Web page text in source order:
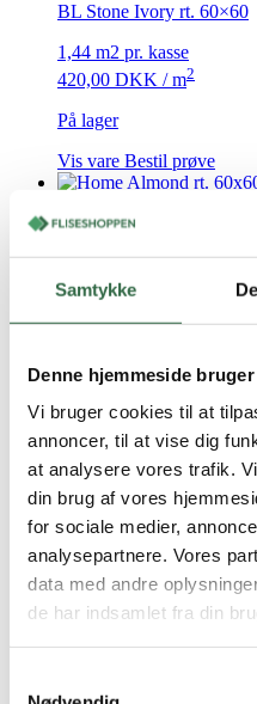
Samtykke
Denne hjemmeside
Vi bruger cookies til at
annoncer, til at vise dig
at analysere vores trafik.
din brug af vores
for sociale medier,
analysepartnere. Vores
data med andre
de har indsamlet fra din
BL Stone Ivory rt. 60×60
1,44 m2 pr. kasse
420,00 DKK / m2
På lager
Vis vare Bestil prøve
Home Almond rt. 60×60
1,08 m2 pr. kasse
275,00DKK
På lager
Vis vareBestil prøve
Travertino RV Beige mat
1,44 m2 pr. kasse
450,00DKK/ m2
Vis vareBestil prøve
Travertino RV Beige mat